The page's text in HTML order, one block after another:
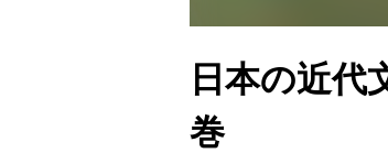
日本の近代
巻